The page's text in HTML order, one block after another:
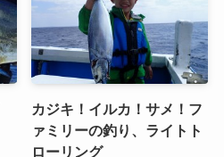
カジキ！イルカ！サメ！フ
ァミリーの釣り、ライトト
ローリング